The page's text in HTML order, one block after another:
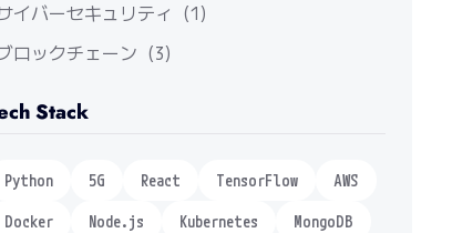
イバーセキュリティ (1)
ロックチェーン (3)
Stack
Python 5G React TensorFlow AWS
Docker Node.js Kubernetes MongoDB